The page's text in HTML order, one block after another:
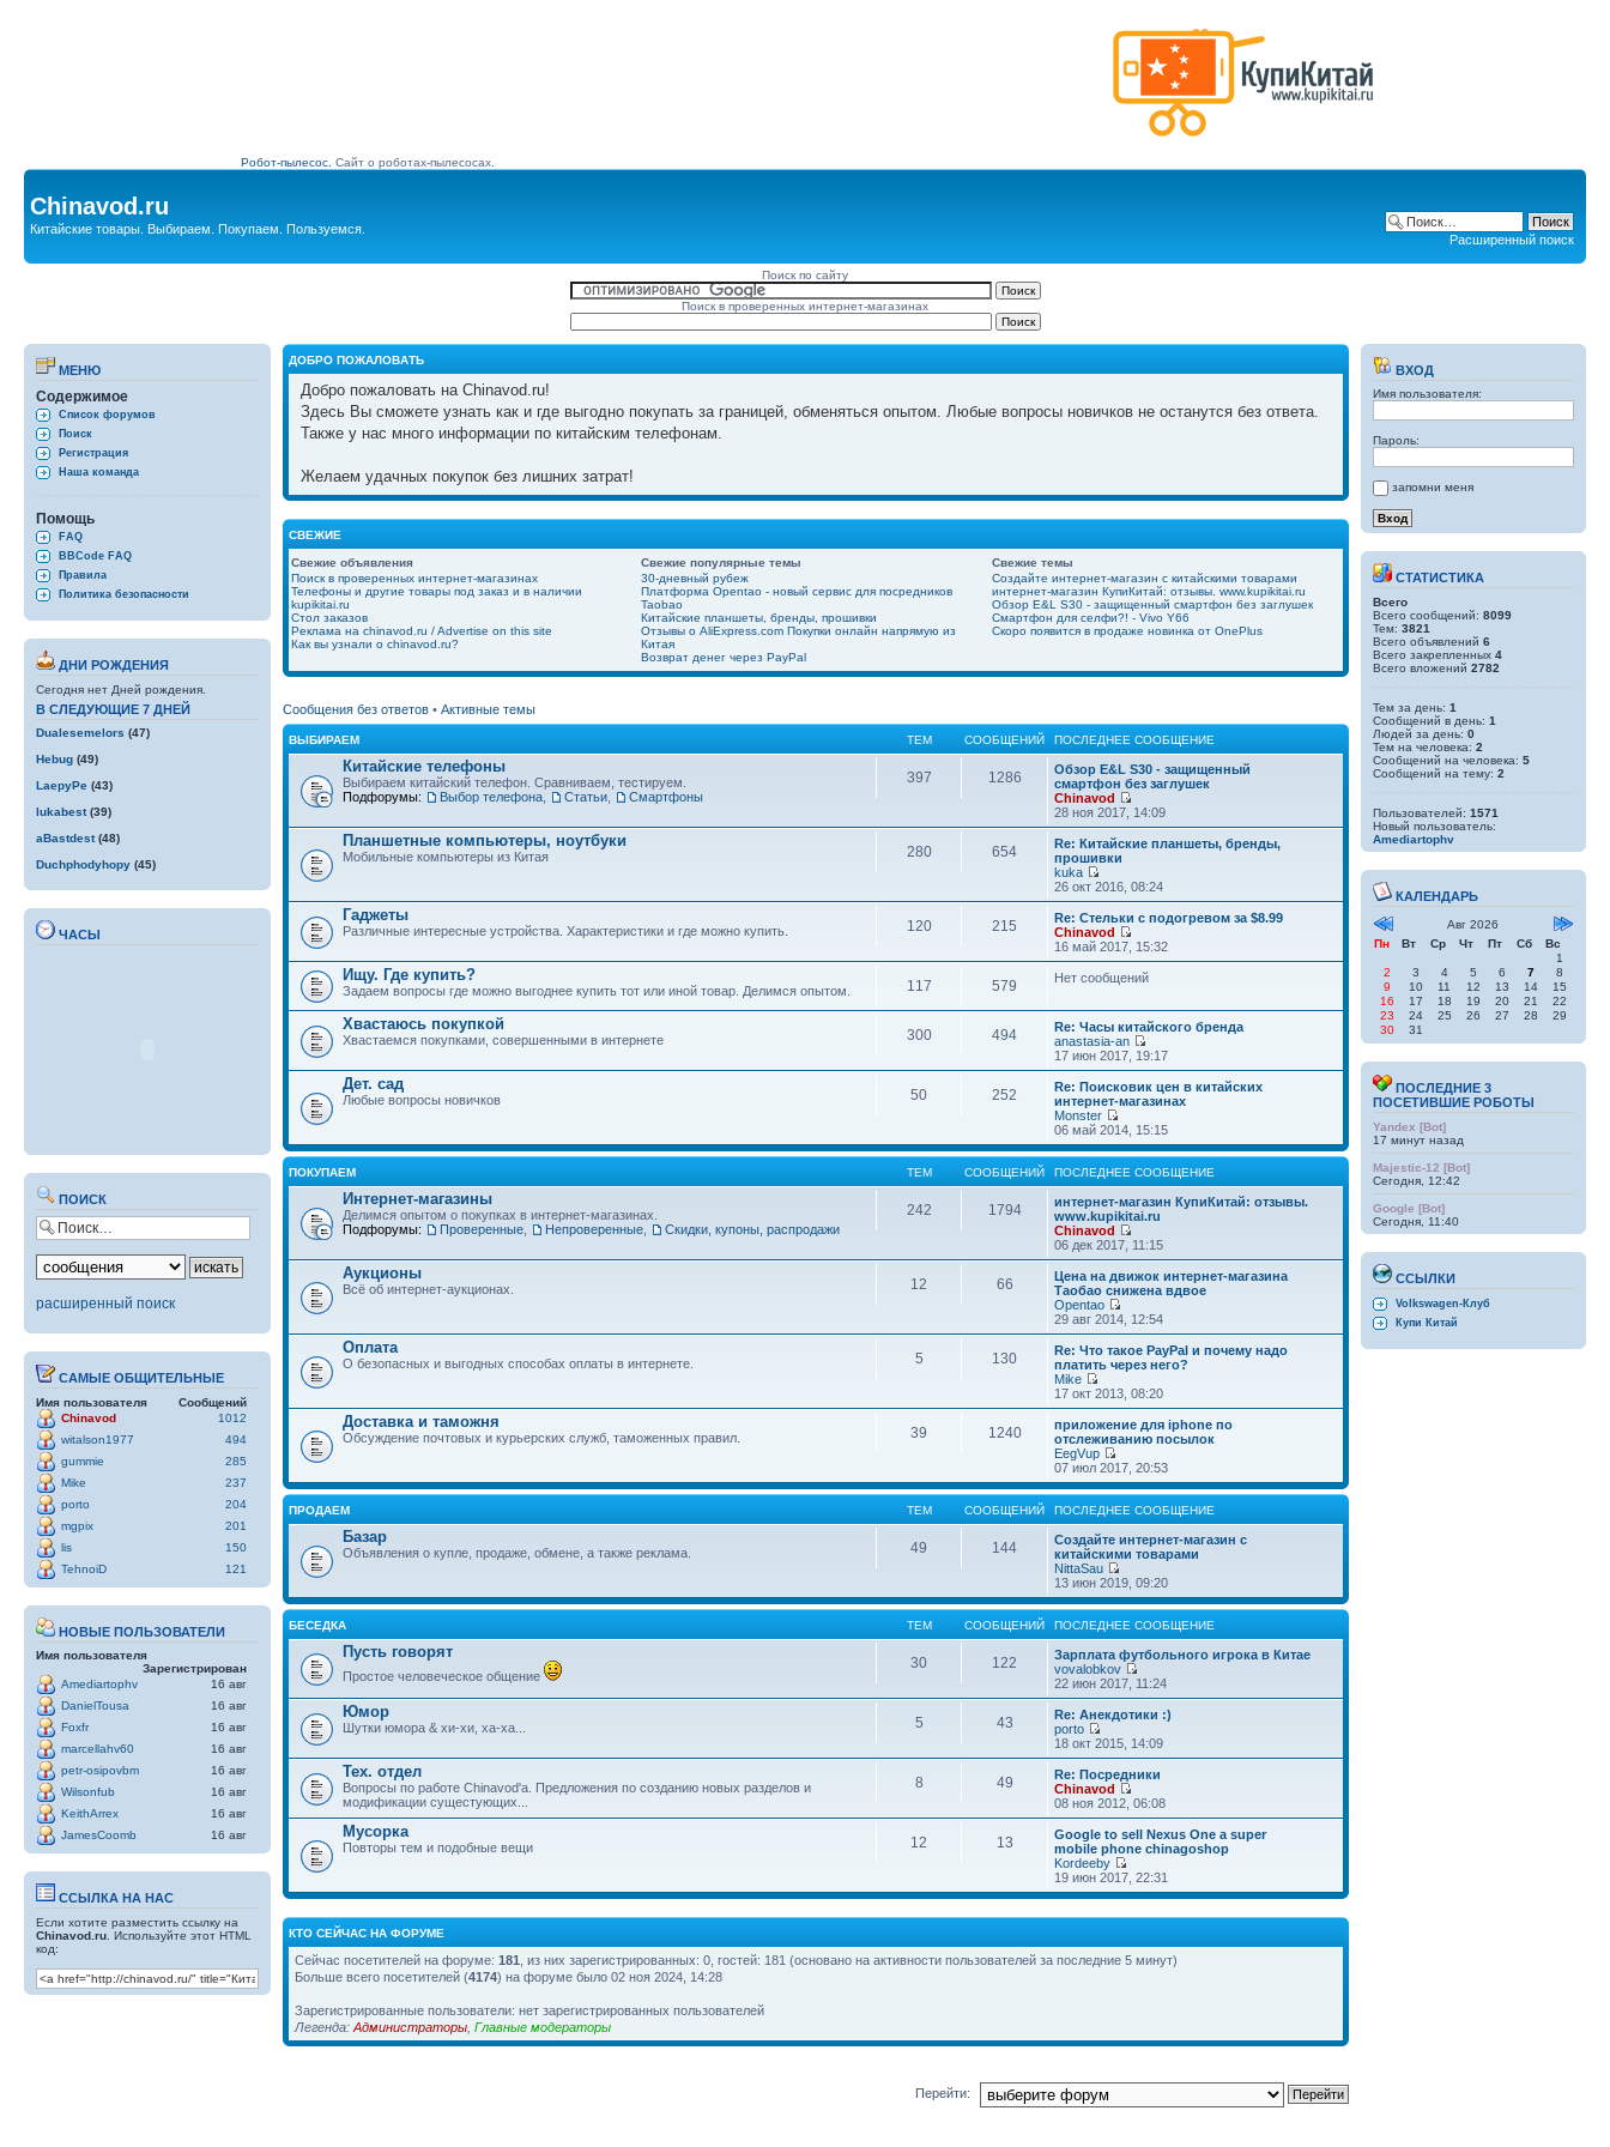
Робот-пылесос. Сайт о роботах-пылесосах.
Chinavod.ru
Китайские товары. Выбираем. Покупаем. Пользуемся.
Расширенный поиск
Поиск по сайту
Поиск в проверенных интернет-магазинах
МЕНЮ
Содержимое
Список форумов
Поиск
Регистрация
Наша команда
Помощь
FAQ
BBCode FAQ
Правила
Политика безопасности
ДНИ РОЖДЕНИЯ
Сегодня нет Дней рождения.
В СЛЕДУЮЩИЕ 7 ДНЕЙ
Dualesemelors (47)
Hebug (49)
LaepyPe (43)
lukabest(39)
aBastdest(48)
Duchphodyhopy (45)
ЧАСЫ
ПОИСК
расширенный поиск
САМЫЕ ОБЩИТЕЛЬНЫЕ
Имя пользователя
Сообщений
Chinavod
1012
witalson1977
494
gummie
285
Mike
237
porto
204
mgpix
201
lis
150
TehnoiD
121
НОВЫЕ ПОЛЬЗОВАТЕЛИ
Имя пользователя
Зарегистрирован
Amediartophv
16 авг
DanielTousa
16 авг
Foxfr
16 авг
marcellahv60
16 авг
petr-osipovbm
16 авг
Wilsonfub
16 авг
KeithArrex
16 авг
JamesCoomb
16 авг
ССЫЛКА НА НАС
Если хотите разместить ссылку на
Chinavod.ru . Используйте этот HTML
код:
ДОБРО ПОЖАЛОВАТЬ
Добро пожаловать на Chinavod.ru!
Здесь Вы сможете узнать как и где выгодно покупать за границей, обменяться опытом. Любые вопросы новичков не останутся без ответа.
Также у нас много информации по китайским телефонам.
Желаем удачных покупок без лишних затрат!
СВЕЖИЕ
Свежие объявления Свежие популярные темы
Свежие темы
Поиск в проверенных интернет-магазинах
Телефоны и другие товары под заказ и в наличии
kupikitai.ru
Стол заказов
Реклама на chinavod.ru / Advertise on this site
Как вы узнали о chinavod.ru?
30-дневный рубеж
Платформа Opentao - новый сервис для посредников
Taobao
Китайские планшеты, бренды, прошивки
Отзывы о AliExpress.com Покупки онлайн напрямую из
Китая
Возврат денег через PayPal
Создайте интернет-магазин с китайскими товарами
интернет-магазин КупиКитай: отзывы. www.kupikitai.ru
Обзор E&L S30 - защищенный смартфон без заглушек
Смартфон для селфи?! - Vivo Y66
Скоро появится в продаже новинка от OnePlus
Сообщения без ответов • Активные темы
ВЫБИРАЕМ ТЕМ СООБЩЕНИЙ ПОСЛЕДНЕЕ СООБЩЕНИЕ
Китайские телефоны
Выбираем китайский телефон. Сравниваем, тестируем.
Подфорумы:
Выбор телефона Статьи Смартфоны
397 1286
Обзор E&L S30 - защищенный
смартфон без заглушек
Chinavod
28 ноя 2017, 14:09
Планшетные компьютеры, ноутбуки
Мобильные компьютеры из Китая 280 654
Re: Китайские планшеты, бренды,
прошивки
kuka
26 окт 2016, 08:24
Гаджеты
Различные интересные устройства. Характеристики и где можно купить. 120 215
Re: Стельки с подогревом за $8.99
Chinavod
16 май 2017, 15:32
Ищу. Где купить?
Задаем вопросы где можно выгоднее купить тот или иной товар. Делимся опытом. 117 579 Нет сообщений
Хвастаюсь покупкой
Хвастаемся покупками, совершенными в интернете 300 494
Re: Часы китайского бренда
anastasia-an
17 июн 2017, 19:17
Дет. сад
Любые вопросы новичков 50 252
Re: Поисковик цен в китайских
интернет-магазинах
Monster
06 май 2014, 15:15
ПОКУПАЕМ ТЕМ СООБЩЕНИЙ ПОСЛЕДНЕЕ СООБЩЕНИЕ
Интернет-магазины
Делимся опытом о покупках в интернет-магазинах.
Подфорумы:
Проверенные Непроверенные Скидки, купоны, распродажи
242 1794
интернет-магазин КупиКитай: отзывы.
www.kupikitai.ru
Chinavod
06 дек 2017, 11:15
Аукционы
Всё об интернет-аукционах. 12 66
Цена на движок интернет-магазина
Таобао снижена вдвое
Opentao
29 авг 2014, 12:54
Оплата
О безопасных и выгодных способах оплаты в интернете. 5 130
Re: Что такое PayPal и почему надо
платить через него?
Mike
17 окт 2013, 08:20
Доставка и таможня
Обсуждение почтовых и курьерских служб, таможенных правил. 39 1240
приложение для iphone по
отслеживанию посылок
EegVup
07 июл 2017, 20:53
ПРОДАЕМ ТЕМ СООБЩЕНИЙ ПОСЛЕДНЕЕ СООБЩЕНИЕ
Базар
Объявления о купле, продаже, обмене, а также реклама. 49 144
Создайте интернет-магазин с
китайскими товарами
NittaSau
13 июн 2019, 09:20
БЕСЕДКА ТЕМ СООБЩЕНИЙ ПОСЛЕДНЕЕ СООБЩЕНИЕ
Пусть говорят
Простое человеческое общение
30 122
Зарплата футбольного игрока в Китае
vovalobkov
22 июн 2017, 11:24
Юмор
Шутки юмора & хи-хи, ха-ха... 5 43
Re: Анекдотики :)
porto
18 окт 2015, 14:09
Тех. отдел
Вопросы по работе Chinavod'а. Предложения по созданию новых разделов и
модификации сущестующих...
8 49
Re: Посредники
Chinavod
08 ноя 2012, 06:08
Мусорка
Повторы тем и подобные вещи 12 13
Google to sell Nexus One a super
mobile phone chinagoshop
Kordeeby
19 июн 2017, 22:31
КТО СЕЙЧАС НА ФОРУМЕ
Сейчас посетителей на форуме: 181 , из них зарегистрированных: 0, гостей: 181 (основано на активности пользователей за последние 5 минут)
Больше всего посетителей (4174) на форуме было 02 ноя 2024, 14:28
Зарегистрированные пользователи: нет зарегистрированных пользователей
Легенда: Администраторы Главные модераторы
Перейти:
ВХОД
Имя пользователя:
Пароль:
запомни меня
СТАТИСТИКА
Всего
Всего сообщений: 8099
Тем: 3821
Всего объявлений 6
Всего закрепленных 4
Всего вложений 2782
Тем за день: 1
Сообщений в день: 1
Людей за день: 0
Тем на человека: 2
Сообщений на человека: 5
Сообщений на тему: 2
Пользователей: 1571
Новый пользователь:
Amediartophv
КАЛЕНДАРЬ
Авг 2026
Пн
Вт Ср Чт Пт Сб
Вс
1
2
3 4 5 6 7
8
9
10 11 12 13 14
15
16
17 18 19 20 21
22
23
24 25 26 27 28
29
30
31
ПОСЛЕДНИЕ 3
ПОСЕТИВШИЕ РОБОТЫ
Yandex [Bot]
17 минут назад
Majestic-12 [Bot]
Сегодня, 12:42
Google [Bot]
Сегодня, 11:40
ССЫЛКИ
Volkswagen-Клуб
Купи Китай